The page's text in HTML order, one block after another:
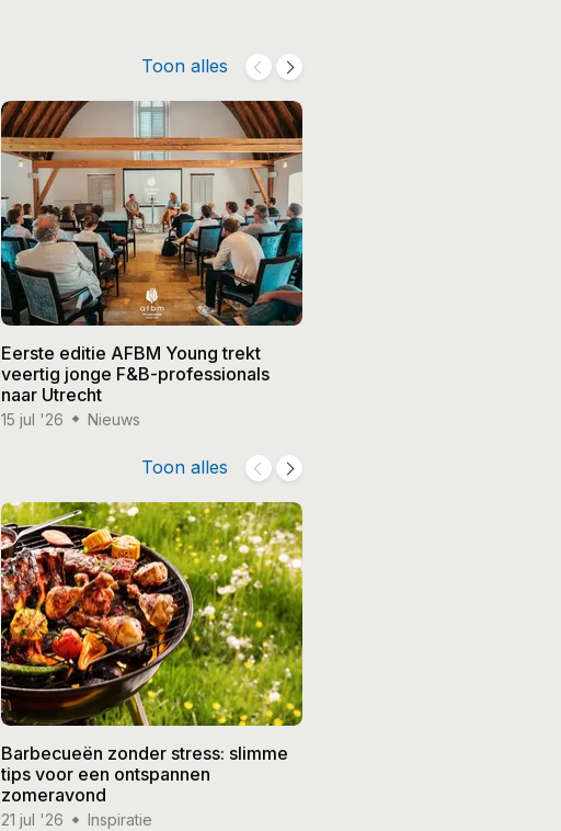
Toon alles
Eerste editie AFBM Young trekt
veertig jonge F&B-professionals
naar Utrecht
15 jul '26 Nieuws
Toon alles
Barbecueën zonder stress: slimme
tips voor een ontspannen
zomeravond
21 jul '26 Inspiratie